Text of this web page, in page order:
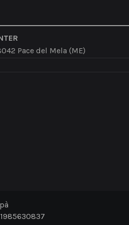
Pace del Mela (ME)